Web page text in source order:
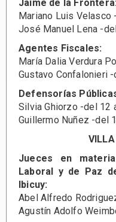
Jaime de la Frontera:
Mariano Luis Velasco
José Manuel Lena -
Agentes Fiscales:
María Dalia Verdura
Gustavo Confalonieri
Defensorías
Silvia Ghiorzo -del 12
Guillermo Nuñez -del
Jueces en
Laboral y de Paz
Ibicuy:
Abel Alfredo
Agustín Adolfo